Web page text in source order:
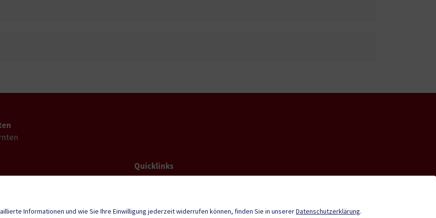
Quicklinks
Informationen und wie Sie Ihre Einwilligung jederzeit widerrufen können, finden Sie in unsererDatenschutzerklärung.